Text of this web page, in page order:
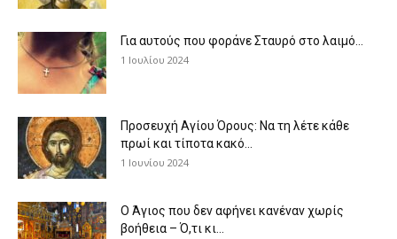
Για αυτούς που φοράνε Σταυρό στο λαιμό…
1 Ιουλίου 2024
Προσευχή Αγίου Όρους: Να τη λέτε κάθε
πρωί και τίποτα κακό...
1 Ιουνίου 2024
Ο Άγιος που δεν αφήνει κανέναν χωρίς
βοήθεια – Ό,τι κι...